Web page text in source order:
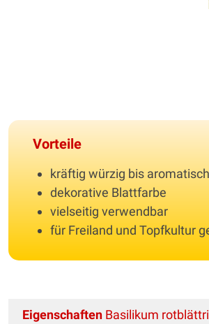
Vorteile
kräftig würzig bis
dekorative Blattfarbe
vielseitig verwendbar
für Freiland und Topfkultur
Eigenschaften Basilikum